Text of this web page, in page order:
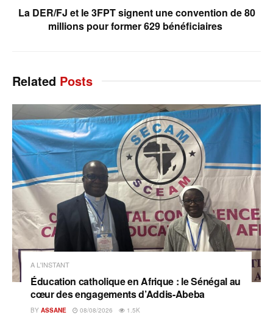
La DER/FJ et le 3FPT signent une convention de 80
millions pour former 629 bénéficiaires
Related Posts
A L'INSTANT
Éducation catholique en Afrique : le Sénégal au
cœur des engagements d’Addis-Abeba
BY ASSANE 08/08/2026 1.5K